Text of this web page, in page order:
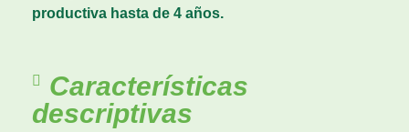
productiva hasta de 4 años.
Características
descriptivas